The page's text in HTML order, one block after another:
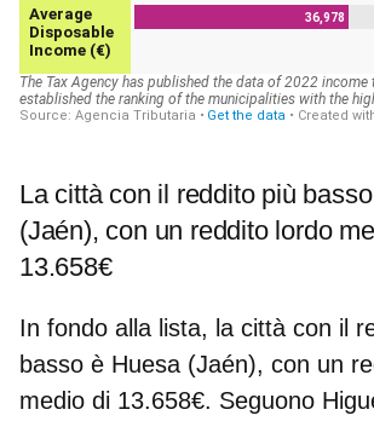
La città con il reddito più
(Jaén), con un reddito lordo
13.658€
In fondo alla lista, la città con il
basso è Huesa (Jaén), con un
medio di 13.658€. Seguono